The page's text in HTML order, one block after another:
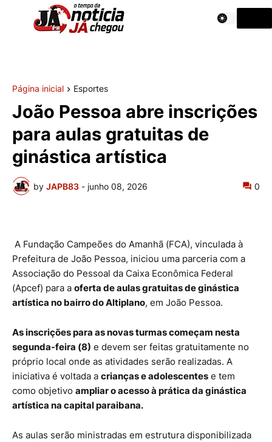
Página inicial Esportes
João Pessoa abre inscrições
para aulas gratuitas de
ginástica artística
by JAPB83 - junho 08, 2026 0
A Fundação Campeões do Amanhã (FCA), vinculada à
Prefeitura de João Pessoa, iniciou uma parceria com a
Associação do Pessoal da Caixa Econômica Federal
(Apcef) para a oferta de aulas gratuitas de ginástica
artística no bairro do Altiplano, em João Pessoa.
As inscrições para as novas turmas começam nesta
segunda-feira (8) e devem ser feitas gratuitamente no
próprio local onde as atividades serão realizadas. A
iniciativa é voltada a crianças e adolescentes e tem
como objetivo ampliar o acesso à prática da ginástica
artística na capital paraibana.
As aulas serão ministradas em estrutura disponibilizada